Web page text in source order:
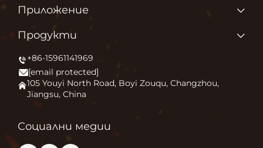
Продукти
Приложение
Новини
Свържете се с нас
Често задавани въпроси
Приложение
Защо обичаме това, което правим?
Продукти
Печка за външни площи
Огнище
Пещ за пица
+86-15961141969
[email protected]
105 Youyi North Road, Boyi Zouqu, Changzhou,
Jiangsu, China
Социални медии